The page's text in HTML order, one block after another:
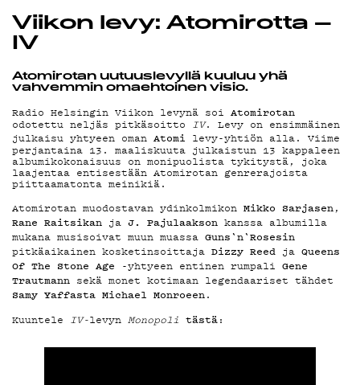
PODCAST
MAINOSTA
G LIVELAB
YSTÄVÄKLUBI
Viikon levy: Atomirotta –
IV
Atomirotan uutuuslevyllä kuuluu yhä
vahvemmin omaehtoinen visio.
Radio Helsingin Viikon levynä soi Atomirotan
odotettu neljäs pitkäsoitto IV. Levy on ensimmäinen
julkaisu yhtyeen oman Atomi levy-yhtiön alla. Viime
perjantaina 13. maaliskuuta julkaistun 13 kappaleen
albumikokonaisuus on monipuolista tykitystä, joka
laajentaa entisestään Atomirotan genrerajoista
piittaamatonta meinikiä.
Atomirotan muodostavan ydinkolmikon Mikko Sarjasen,
Rane Raitsikan ja J. Pajulaakson kanssa albumilla
mukana musisoivat muun muassa Guns`n`Rosesin
pitkäaikainen kosketinsoittaja Dizzy Reed ja Queens
Of The Stone Age -yhtyeen entinen rumpali Gene
Trautmann sekä monet kotimaan legendaariset tähdet
Samy Yaffasta Michael Monroeen.
Kuuntele IV-levyn Monopoli tästä: